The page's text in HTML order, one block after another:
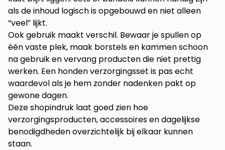
als de inhoud logisch is opgebouwd en niet alleen
“veel” lijkt.
Ook gebruik maakt verschil. Bewaar je spullen op
één vaste plek, maak borstels en kammen schoon
na gebruik en vervang producten die niet prettig
werken. Een honden verzorgingsset is pas echt
waardevol als je hem zonder nadenken pakt op
gewone dagen.
Deze shopindruk laat goed zien hoe
verzorgingsproducten, accessoires en dagelijkse
benodigdheden overzichtelijk bij elkaar kunnen
staan.